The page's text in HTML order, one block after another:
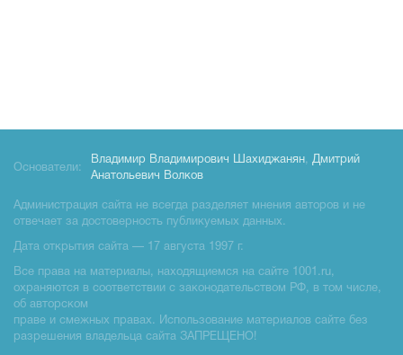
Основатели:
Владимир Владимирович Шахиджанян, Дмитрий
Анатольевич Волков
Администрация сайта не всегда разделяет мнения авторов и не
отвечает за достоверность публикуемых данных.
Дата открытия сайта — 17 августа 1997 г.
Все права на материалы, находящиемся на сайте 1001.ru,
охраняются в соответствии с законодательством РФ, в том числе,
об авторском
праве и смежных правах. Использование материалов сайте без
разрешения владельца сайта ЗАПРЕЩЕНО!